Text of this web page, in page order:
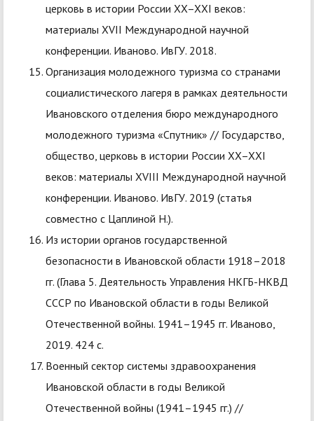
церковь в истории России XX–XXI веков:
материалы XVII Международной научной
конференции. Иваново. ИвГУ. 2018.
Организация молодежного туризма со странами
социалистического лагеря в рамках деятельности
Ивановского отделения бюро международного
молодежного туризма «Спутник» // Государство,
общество, церковь в истории России XX–XXI
веков: материалы XVIII Международной научной
конференции. Иваново. ИвГУ. 2019 (статья
совместно с Цаплиной Н.).
Из истории органов государственной
безопасности в Ивановской области 1918–2018
гг. (Глава 5. Деятельность Управления НКГБ-НКВД
СССР по Ивановской области в годы Великой
Отечественной войны. 1941–1945 гг. Иваново,
2019. 424 с.
Военный сектор системы здравоохранения
Ивановской области в годы Великой
Отечественной войны (1941–1945 гг.) //